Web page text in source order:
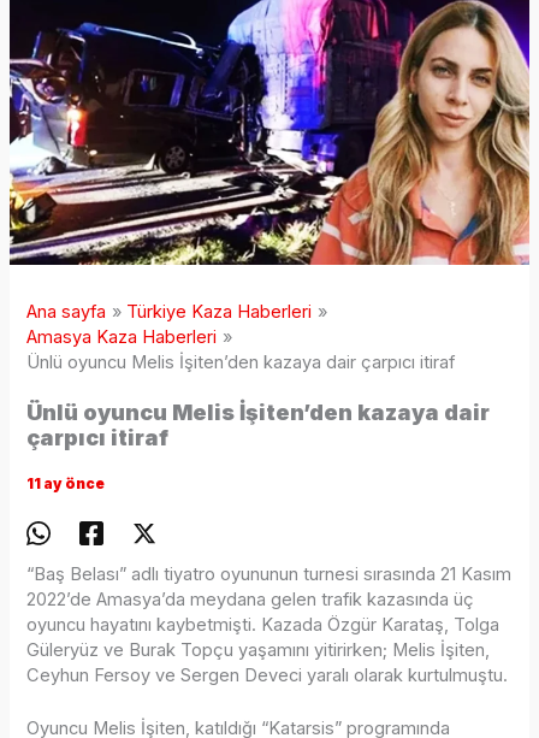
Ana sayfa
Türkiye Kaza Haberleri
Amasya Kaza Haberleri
Ünlü oyuncu Melis İşiten’den kazaya dair çarpıcı itiraf
Ünlü oyuncu Melis İşiten’den kazaya dair
çarpıcı itiraf
11 ay önce
“Baş Belası” adlı tiyatro oyununun turnesi sırasında 21 Kasım
2022’de Amasya’da meydana gelen trafik kazasında üç
oyuncu hayatını kaybetmişti. Kazada Özgür Karataş, Tolga
Güleryüz ve Burak Topçu yaşamını yitirirken; Melis İşiten,
Ceyhun Fersoy ve Sergen Deveci yaralı olarak kurtulmuştu.
Oyuncu Melis İşiten, katıldığı “Katarsis” programında